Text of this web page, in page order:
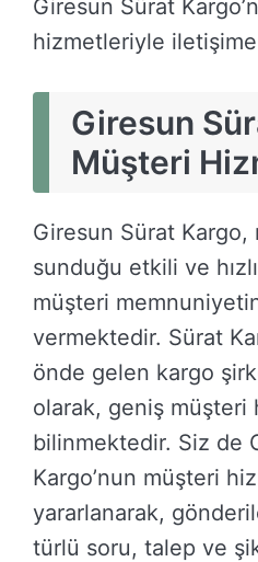
Giresun Sürat
hizmetleriyle
Giresun
Müşteri
Giresun Sürat Kargo,
sunduğu etkili ve
müşteri
vermektedir. Sürat
önde gelen kargo
olarak, geniş müşteri
bilinmektedir. Siz de
Kargo’nun müşteri
yararlanarak,
türlü soru, talep ve